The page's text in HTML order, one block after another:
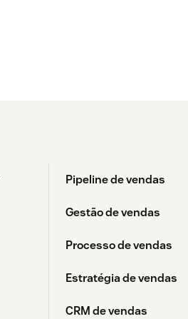
Pipeline de vendas
Gestão de vendas
Processo de vendas
Estratégia de vendas
CRM de vendas